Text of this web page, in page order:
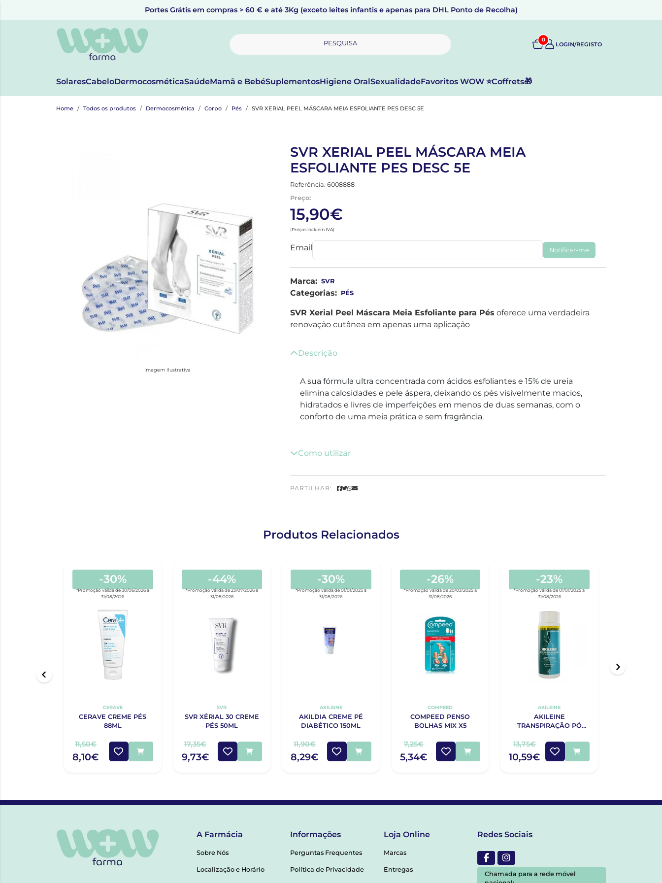
Portes Grátis em compras > 60 € e até 3Kg (exceto leites infantis e apenas para DHL Ponto de Recolha)
PESQUISA 0
LOGIN/REGISTO
SolaresCabeloDermocosméticaSaúdeMamã e BebéSuplementosHigiene OralSexualidadeFavoritos WOW ⭐Coffrets🎁
Home Todos os produtos Dermocosmética Corpo Pés SVR XERIAL PEEL MÁSCARA MEIA ESFOLIANTE PES DESC 5E
Imagem ilustrativa
SVR XERIAL PEEL MÁSCARA MEIA
ESFOLIANTE PES DESC 5E
Referência: 6008888
Preço:
15,90€
(Preços incluem IVA)
Email Notificar-me
Marca: SVR
Categorias: PÉS
SVR Xerial Peel Máscara Meia Esfoliante para Pés oferece uma verdadeira
renovação cutânea em apenas uma aplicação
Descrição
A sua fórmula ultra concentrada com ácidos esfoliantes e 15% de ureia
elimina calosidades e pele áspera, deixando os pés visivelmente macios,
hidratados e livres de imperfeições em menos de duas semanas, com o
conforto de uma meia prática e sem fragrância.
Como utilizar
PARTILHAR:
Produtos Relacionados
-30%
*Promoção válida de 30/06/2026 a
31/08/2026
CERAVE
CERAVE CREME PÉS
88ML
11,50€
8,10€
-44%
*Promoção válida de 23/07/2026 a
31/08/2026
SVR
SVR XÉRIAL 30 CREME
PÉS 50ML
17,35€
9,73€
-30%
*Promoção válida de 01/01/2025 a
31/08/2026
AKILEINE
AKILDIA CREME PÉ
DIABÉTICO 150ML
11,90€
8,29€
-26%
*Promoção válida de 20/03/2025 a
31/08/2026
COMPEED
COMPEED PENSO
BOLHAS MIX X5
7,25€
5,34€
-23%
*Promoção válida de 01/01/2025 a
31/08/2026
AKILEINE
AKILEINE
TRANSPIRAÇÃO PÓ
PREVENTIVO 75g
13,75€
10,59€
A Farmácia
Sobre Nós
Localização e Horário
Informações
Perguntas Frequentes
Política de Privacidade
Loja Online
Marcas
Entregas
Redes Sociais
Chamada para a rede móvel